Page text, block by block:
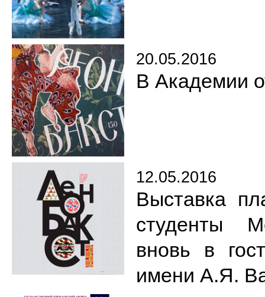
20.05.2016
В Академии
12.05.2016
Выставка
студенты
вновь в
имени А.Я.